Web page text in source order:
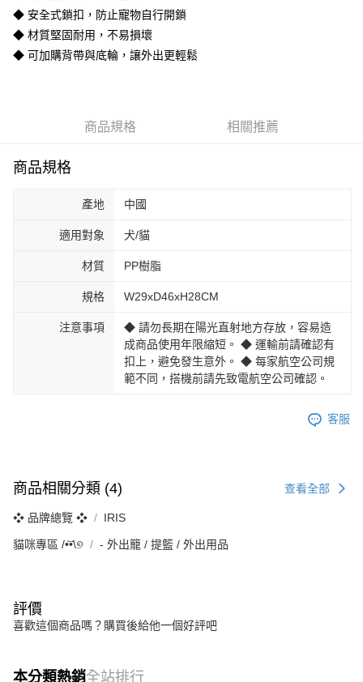
後付繳納相關費用。
※ 交易是否成功請以「AFTEE先享後付 」之結帳頁面顯示為準，若有關於
客戶支援中心」https://netprotections.freshdesk.com/support/home
易，需依本服務之必要範圍內提供個人資料，並將交易相關給付款項請求債
權轉讓予恩沛科技股份有限公司。
https://aftee.tw/terms/#terms3
３．未成年的使用者請事先徵得法定代理人或監護人之同意方可使用
時審查核予不同之上限額度；若仍有額度不足之情形，本公司將視審查結果
５．嚴禁一人註冊多個帳號或使用他人資訊註冊。若發現惡意使用之情形，
◆ 安全式鎖扣，防止寵物自行開鎖
◆ 材質堅固耐用，不易損壞
◆ 可加購背帶與底輪，讓外出更輕鬆
商品規格 相關推薦
商品規格
產地 中國
適用對象 犬/貓
材質 PP樹脂
規格 W29xD46xH28CM
注意事項
◆ 請勿長期在陽光直射地方存放，容易造
成商品使用年限縮短。 ◆ 運輸前請確認有
扣上，避免發生意外。 ◆ 每家航空公司規
範不同，搭機前請先致電航空公司確認。
客服
商品相關分類 (4) 查看全部
❖ 品牌總覽 ❖ IRIS
貓咪專區 /•᷅‎‎•᷄\୭ ‐ 外出籠 / 提籃 / 外出用品
評價
喜歡這個商品嗎？購買後給他一個好評吧
本分類熱銷全站排行